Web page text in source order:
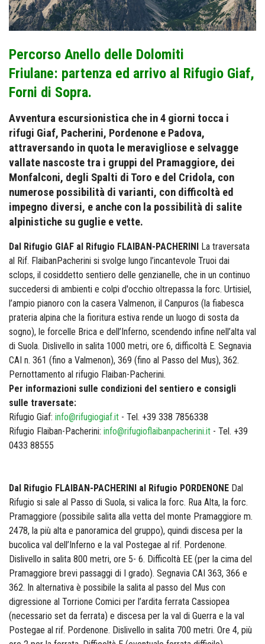
Percorso Anello delle Dolomiti
Friulane: partenza ed arrivo al Rifugio Giaf,
Forni di Sopra.
Avventura escursionistica che in 4 giorni tocca i
rifugi Giaf, Pacherini, Pordenone e Padova,
attraversando in quota le meravigliose e selvagge
vallate nascoste tra i gruppi del Pramaggiore, dei
Monfalconi, degli Spalti di Toro e del Cridola, con
numerose possibilità di varianti, con difficoltà ed
impegno diversi, e anche con la possibilità di salite
alpinistiche su guglie e vette.
Dal Rifugio GIAF al Rifugio FLAIBAN-PACHERINI
La traversata
al Rif. FlaibanPacherini si svolge lungo l’incantevole Truoi dai
sclops, il cosiddetto sentiero delle genzianelle, che in un continuo
succedersi di ambienti e colpi d'occhio oltrepassa la forc. Urtisiel,
l’ampio pianoro con la casera Valmenon, il Canpuros (la fiabesca
prateria alpina che la fioritura estiva rende un luogo di sosta da
sogno), le forcelle Brica e dell’Inferno, scendendo infine nell’alta val
di Suola. Dislivello in salita 1000 metri, ore 6, difficoltà E. Segnavia
CAI n. 361 (fino a Valmenon), 369 (fino al Passo del Mus), 362.
Pernottamento al rifugio Flaiban-Pacherini.
Per informazioni sulle condizioni del sentiero e consigli
sulle traversate:
Rifugio Giaf: info@rifugiogiaf.it - Tel. +39 338 7856338
Rifugio Flaiban-Pacherini: info@rifugioflaibanpacherini.it - Tel. +39
0433 88555
Dal Rifugio FLAIBAN-PACHERINI al Rifugio PORDENONE Dal
Rifugio si sale al Passo di Suola, si valica la forc. Rua Alta, la forc.
Pramaggiore (possibile salita alla vetta del monte Pramaggiore m.
2478, la più alta e panoramica del gruppo), quindi discesa per la
bucolica val dell’Inferno e la val Postegae al rif. Pordenone.
Dislivello in salita 800 metri, ore 5- 6. Difficoltà EE (per la cima del
Pramaggiore brevi passaggi di I grado). Segnavia CAI 363, 366 e
362. In alternativa è possibile la salita al passo del Mus con
digressione al Torrione Comici per l’ardita ferrata Cassiopea
(necessario set da ferrata) e discesa per la val di Guerra e la val
Postegae al rif. Pordenone. Dislivello in salita 700 metri. Ore 4, più